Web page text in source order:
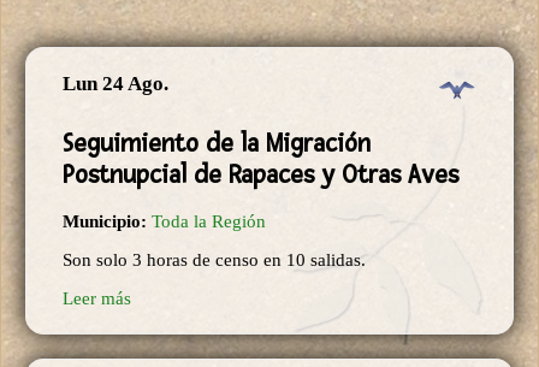
Lun 24 Ago.
Seguimiento de la Migración
Postnupcial de Rapaces y Otras Aves
Municipio: Toda la Región
Son solo 3 horas de censo en 10 salidas.
Leer más